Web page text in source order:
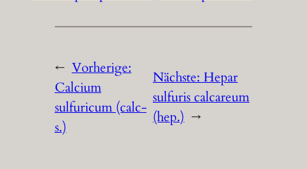
← Vorherige:
Calcium
sulfuricum (calc-
s.)
Nächste:Hepar
sulfuris calcareum
(hep.) →